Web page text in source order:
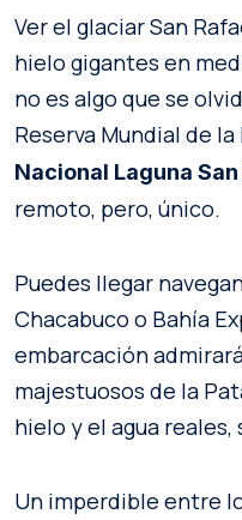
Ver el glaciar San
hielo gigantes en
no es algo que se
Reserva Mundial de
Nacional Laguna
remoto, pero, único.
Puedes llegar
Chacabuco o Bahía
embarcación
majestuosos de la
hielo y el agua
Un imperdible entre